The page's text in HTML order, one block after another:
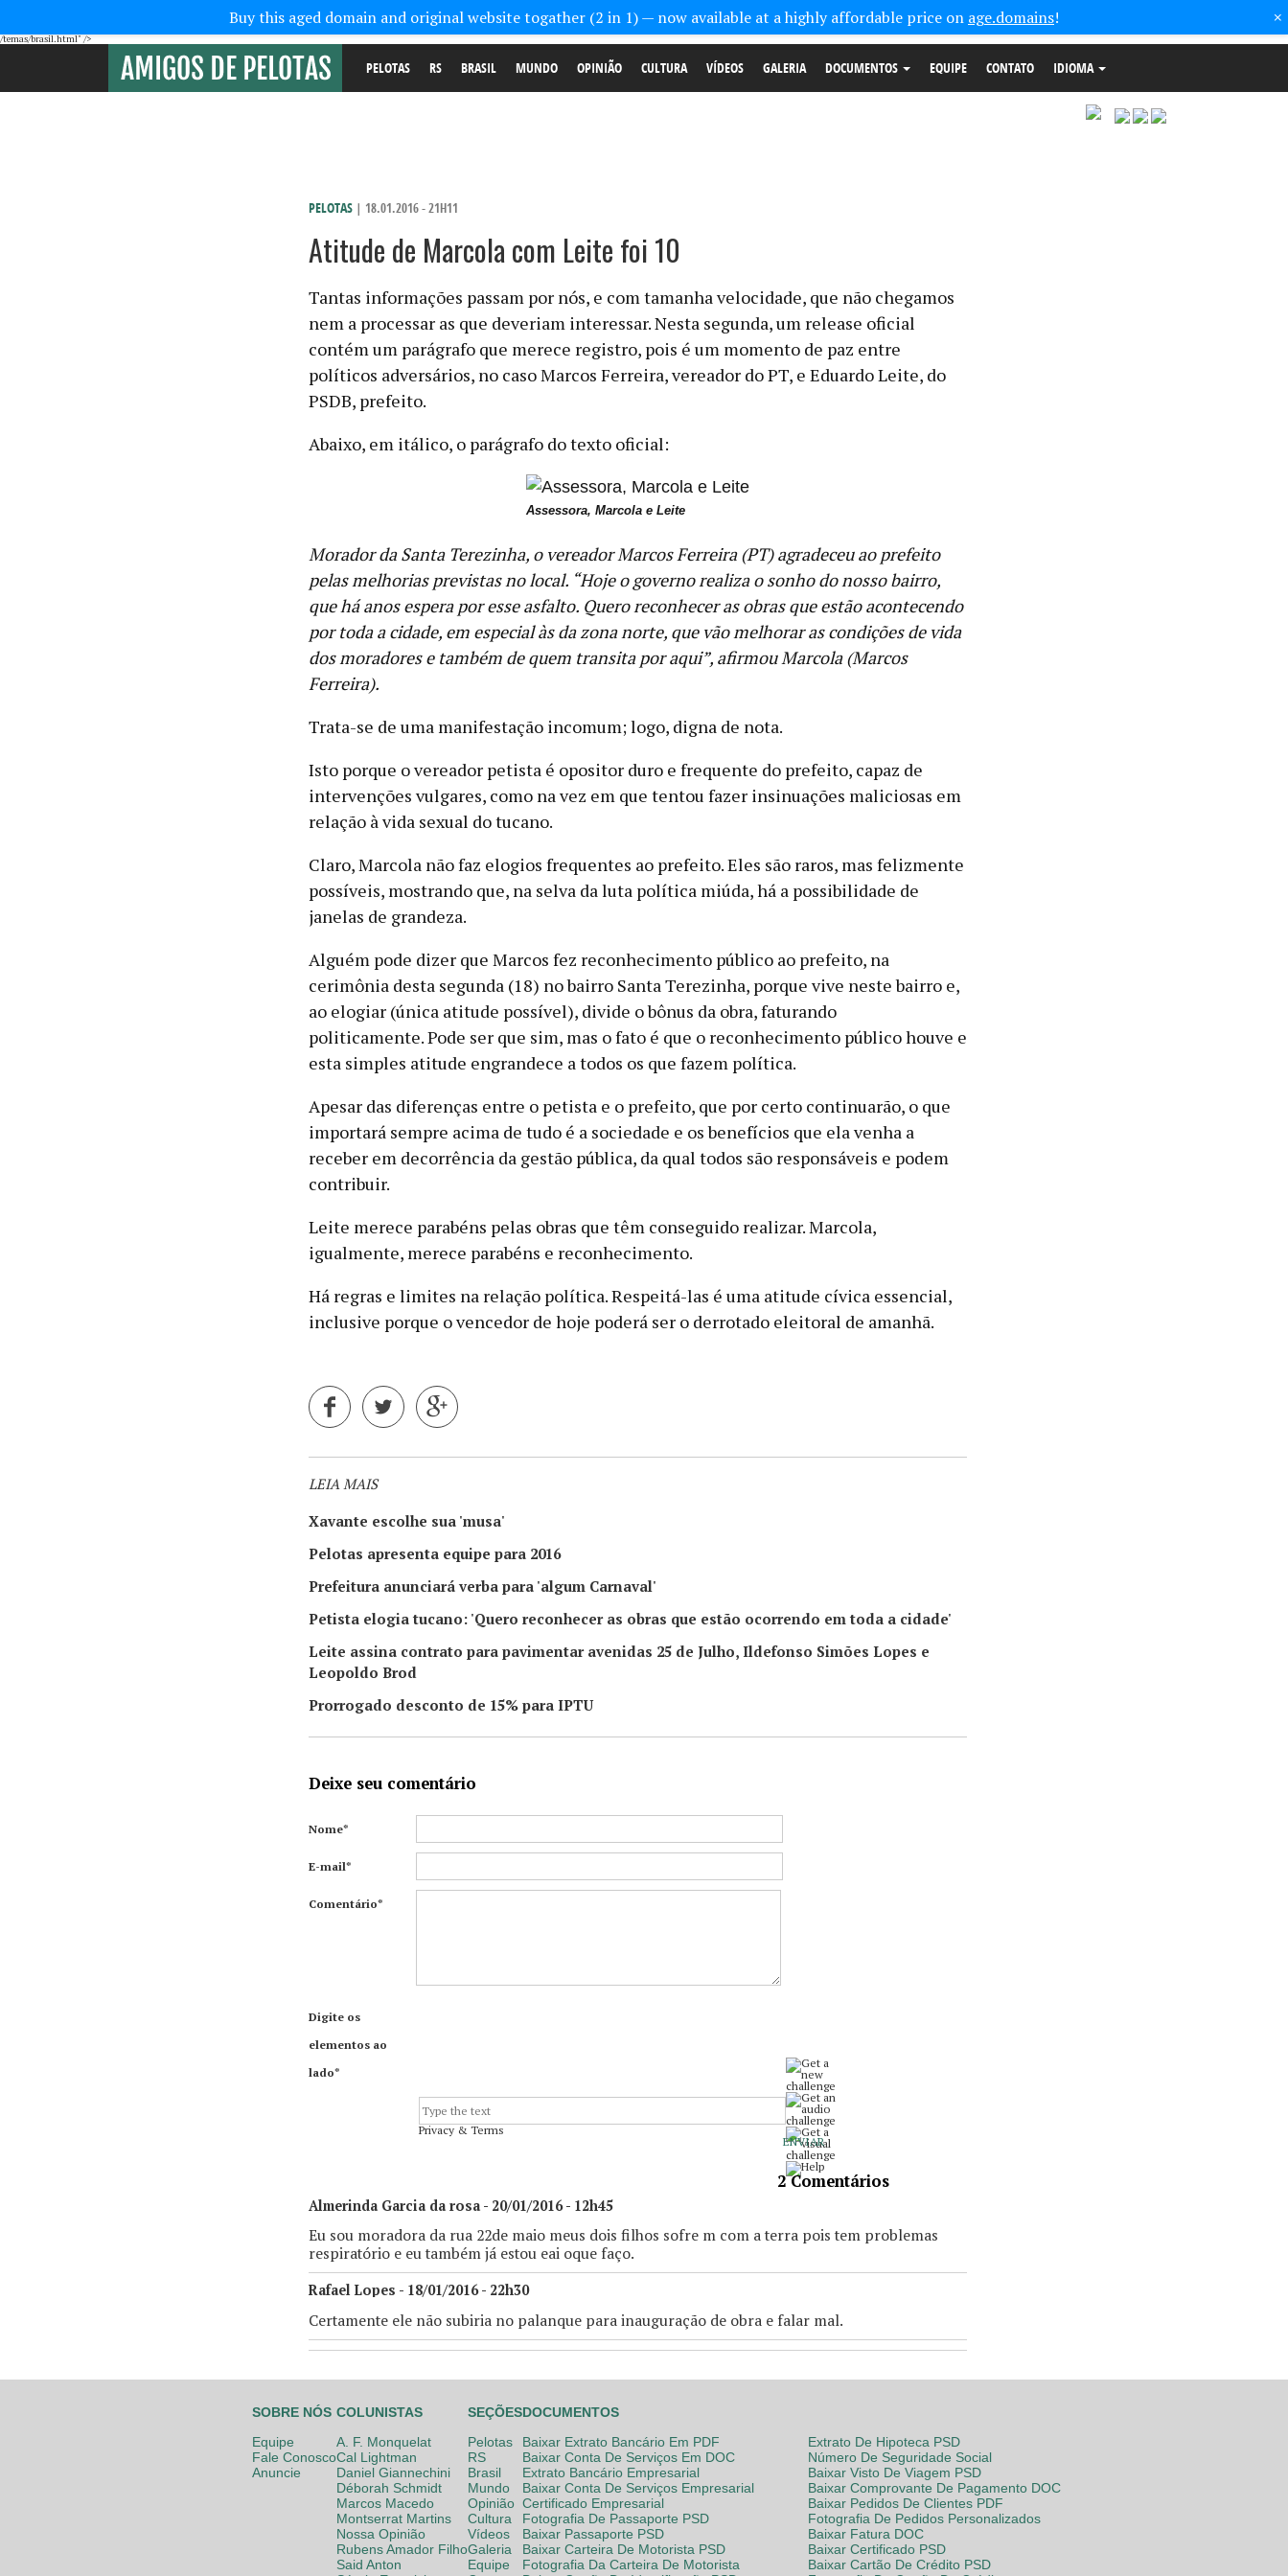
Buy this aged domain and original website togather (2 in 1) — now available at a highly affordable price on age.domains! ×
/temas/brasil.html" />
PELOTAS RS BRASIL MUNDO OPINIÃO CULTURA VÍDEOS GALERIA DOCUMENTOS EQUIPE CONTATO IDIOMA
PELOTAS | 18.01.2016 - 21H11
Atitude de Marcola com Leite foi 10
Tantas informações passam por nós, e com tamanha velocidade, que não chegamos
nem a processar as que deveriam interessar.Nesta segunda, um release oficial
contém um parágrafo que merece registro, pois é um momento de paz entre
políticos adversários, no caso Marcos Ferreira, vereador do PT, e Eduardo Leite, do
PSDB, prefeito.
Abaixo, em itálico, o parágrafo do texto oficial:
Assessora, Marcola e Leite
Morador da Santa Terezinha, o vereador Marcos Ferreira (PT) agradeceu ao prefeito
pelas melhorias previstas no local. “Hoje o governo realiza o sonho do nosso bairro,
que há anos espera por esse asfalto. Quero reconhecer as obras que estão acontecendo
por toda a cidade, em especial às da zona norte, que vão melhorar as condições de vida
dos moradores e também de quem transita por aqui”, afirmou Marcola (Marcos
Ferreira).
Trata-se de uma manifestação incomum; logo, digna de nota.
Isto porque overeador petista é opositor duro e frequente do prefeito, capaz de
intervenções vulgares, como na vez em que tentou fazer insinuações maliciosas em
relação à vida sexual do tucano.
Claro, Marcola não faz elogios frequentes ao prefeito. Eles são raros, mas felizmente
possíveis, mostrando que, na selva da luta política miúda, há a possibilidade de
janelas de grandeza.
Alguém pode dizer que Marcos fez reconhecimento público ao prefeito, na
cerimônia desta segunda (18) no bairro Santa Terezinha, porque vive neste bairro e,
ao elogiar (única atitude possível), divide o bônus da obra, faturando
politicamente.Pode ser que sim, mas o fato é que o reconhecimento público houve e
esta simples atitude engrandece a todos os que fazem política.
Apesar das diferenças entre o petista e o prefeito, que por certo continuarão, o que
importará sempre acima de tudo é a sociedade e os benefícios que ela venha a
receber em decorrência da gestão pública, da qual todos são responsáveis e podem
contribuir.
Leite merece parabéns pelas obras que têm conseguido realizar. Marcola,
igualmente, merece parabéns e reconhecimento.
Há regras e limites na relação política. Respeitá-las é uma atitude cívica essencial,
inclusive porque o vencedor de hoje poderá ser o derrotado eleitoral de amanhã.
LEIA MAIS
Xavante escolhe sua 'musa'
Pelotas apresenta equipe para 2016
Prefeitura anunciará verba para 'algum Carnaval'
Petista elogia tucano: 'Quero reconhecer as obras que estão ocorrendo em toda a cidade'
Leite assina contrato para pavimentar avenidas 25 de Julho, Ildefonso Simões Lopes e
Leopoldo Brod
Prorrogado desconto de 15% para IPTU
Deixe seu comentário
Nome*
E-mail*
Comentário*
Digite os
elementos ao
lado*
Privacy & Terms
2 Comentários
Almerinda Garcia da rosa - 20/01/2016 - 12h45
Eu sou moradora da rua 22de maio meus dois filhos sofre m com a terra pois tem problemas
respiratório e eu também já estou eai oque faço.
Rafael Lopes - 18/01/2016 - 22h30
Certamente ele não subiria no palanque para inauguração de obra e falar mal.
SOBRE NÓS
Equipe
Fale Conosco
Anuncie
COLUNISTAS
A. F. Monquelat
Cal Lightman
Daniel Giannechini
Déborah Schmidt
Marcos Macedo
Montserrat Martins
Nossa Opinião
Rubens Amador Filho
Said Anton
SEÇÕES
Pelotas
RS
Brasil
Mundo
Opinião
Cultura
Vídeos
Galeria
Equipe
DOCUMENTOS
Baixar Extrato Bancário Em PDF
Baixar Conta De Serviços Em DOC
Extrato Bancário Empresarial
Baixar Conta De Serviços Empresarial
Certificado Empresarial
Fotografia De Passaporte PSD
Baixar Passaporte PSD
Baixar Carteira De Motorista PSD
Fotografia Da Carteira De Motorista
Extrato De Hipoteca PSD
Número De Seguridade Social
Baixar Visto De Viagem PSD
Baixar Comprovante De Pagamento DOC
Baixar Pedidos De Clientes PDF
Fotografia De Pedidos Personalizados
Baixar Fatura DOC
Baixar Certificado PSD
Baixar Cartão De Crédito PSD